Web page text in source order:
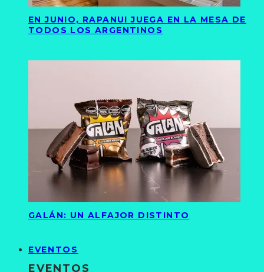
EN JUNIO, RAPANUI JUEGA EN LA MESA DE
TODOS LOS ARGENTINOS
GALÁN: UN ALFAJOR DISTINTO
EVENTOS
EVENTOS